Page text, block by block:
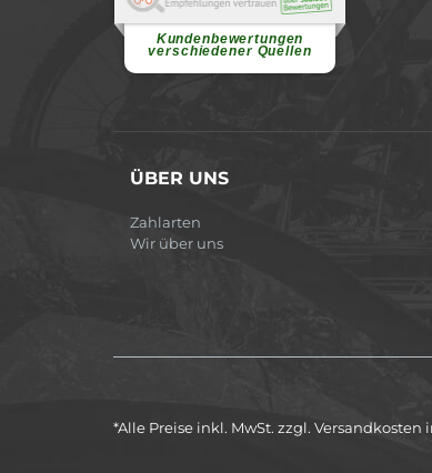
Kundenbewertungen
verschiedener Quellen
Vielen Dank für ein herzliches
ÜBER UNS
Zahlarten
Wir über uns
*Alle Preise inkl. MwSt. zzgl.